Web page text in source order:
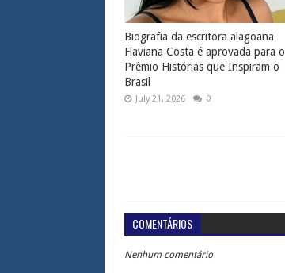
Biografia da escritora alagoana
Flaviana Costa é aprovada para o
Prêmio Histórias que Inspiram o
Brasil
July 21, 2026 0
COMENTÁRIOS
Nenhum comentário